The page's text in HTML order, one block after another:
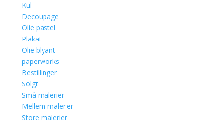
Kul
Decoupage
Olie pastel
Plakat
Olie blyant
paperworks
Bestillinger
Solgt
Små malerier
Mellem malerier
Store malerier